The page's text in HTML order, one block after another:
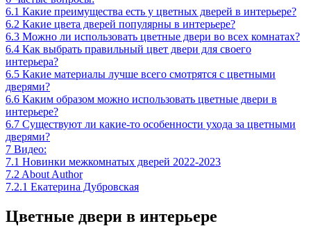
6.1 Какие преимущества есть у цветных дверей в интерьере?
6.2 Какие цвета дверей популярны в интерьере?
6.3 Можно ли использовать цветные двери во всех комнатах?
6.4 Как выбрать правильный цвет двери для своего
интерьера?
6.5 Какие материалы лучше всего смотрятся с цветными
дверями?
6.6 Каким образом можно использовать цветные двери в
интерьере?
6.7 Существуют ли какие-то особенности ухода за цветными
дверями?
7 Видео:
7.1 Новинки межкомнатых дверей 2022-2023
7.2 About Author
7.2.1 Екатерина Дубровская
Цветные двери в интерьере